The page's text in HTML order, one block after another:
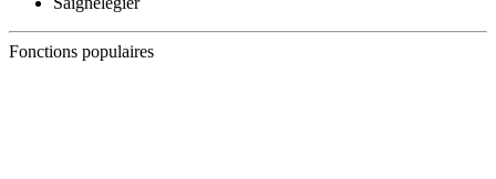
Fonctions populaires